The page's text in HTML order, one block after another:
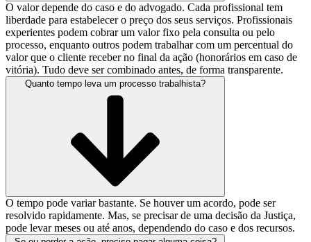
O valor depende do caso e do advogado. Cada profissional tem
liberdade para estabelecer o preço dos seus serviços. Profissionais
experientes podem cobrar um valor fixo pela consulta ou pelo
processo, enquanto outros podem trabalhar com um percentual do
valor que o cliente receber no final da ação (honorários em caso de
vitória). Tudo deve ser combinado antes, de forma transparente.
Quanto tempo leva um processo trabalhista?
O tempo pode variar bastante. Se houver um acordo, pode ser
resolvido rapidamente. Mas, se precisar de uma decisão da Justiça,
pode levar meses ou até anos, dependendo do caso e dos recursos.